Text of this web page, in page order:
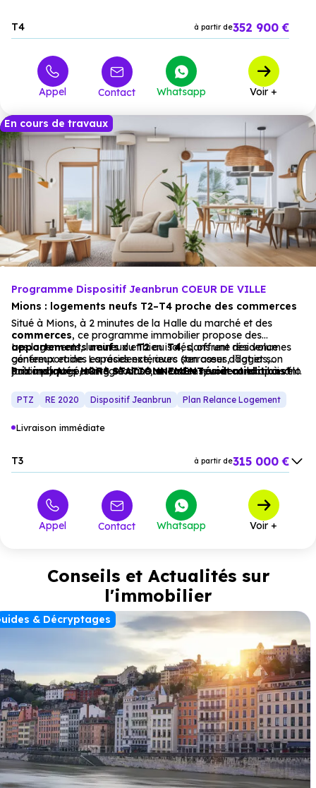
T4 à partir de352 900 €
Appel Contact Whatsapp Voir +
En cours de travaux
Programme Dispositif Jeanbrun COEUR DE VILLE
Mions : logements neufs T2–T4 proche des commerces
Situé à Mions, à 2 minutes de la Halle du marché et des
commerces, ce programme immobilier propose des
appartementsneufsduT2auT4, dans une résidence
contemporaine. La résidence, avec son cœur d’îlot et son
jardin partagé, s’intègre dans uncadre résidentielapaisant.
Les logements, lumineux et bien isolés, offrent des volumes
généreux et des espaces extérieurs (terrasses, loggias,
balcons). Un parking sécurisé, un ascenseur et un local à vélo
investissement locatif réussi.
Prix indiqués HORS STATIONNEMENT, voir conditions*
PTZ RE 2020 Dispositif Jeanbrun Plan Relance Logement
Livraison immédiate
T3 à partir de315 000 €
Appel Contact Whatsapp Voir +
Conseils et Actualités sur
l'immobilier
& Décryptages